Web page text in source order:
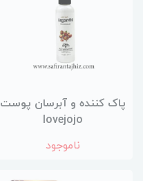
پاک کننده و آبرسان پوست
lovejojo
ناموجود